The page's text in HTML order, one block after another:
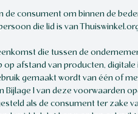
de consument om binnen de
die lid is van
die tussen de
afstand van producten,
gemaakt wordt van één of
I van deze voorwaarden
als de consument ter zake